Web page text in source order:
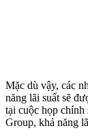
Mặc dù vậy, các
năng lãi suất sẽ
tại cuộc họp chính
Group, khả năng